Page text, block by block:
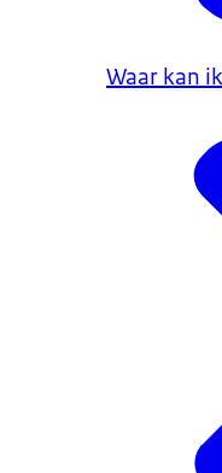
Waar kan